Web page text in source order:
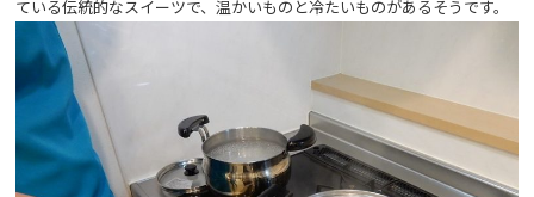
ている伝統的なスイーツで、温かいものと冷たいものがあるそうです。